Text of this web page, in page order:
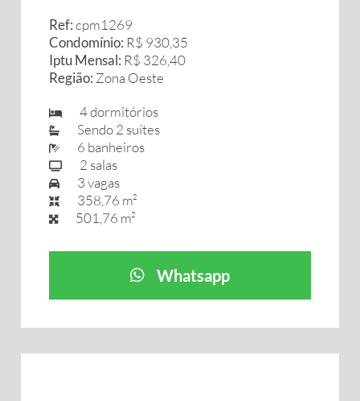
Ref:cpm1269
Condomínio: R$ 930,35
Iptu Mensal: R$ 326,40
Região: Zona Oeste
4 dormitórios
Sendo 2 suítes
6 banheiros
2 salas
3 vagas
358,76 m²
501,76 m²
Whatsapp